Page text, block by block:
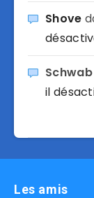
Shove
Schwab
il
Les amis